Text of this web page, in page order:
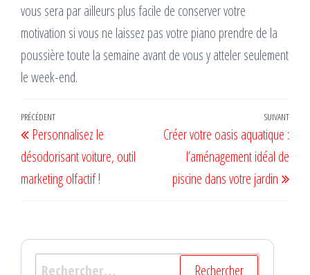
vous sera par ailleurs plus facile de conserver votre
motivation si vous ne laissez pas votre piano prendre de la
poussière toute la semaine avant de vous y atteler seulement
le week-end.
Navigation
de
l’article
Article
précédent
PRÉCÉDENT
Personnalisez le
désodorisant voiture, outil
marketing olfactif !
SUIVANT
Créer votre oasis aquatique :
l’aménagement idéal de
piscine dans votre jardin
Rechercher :